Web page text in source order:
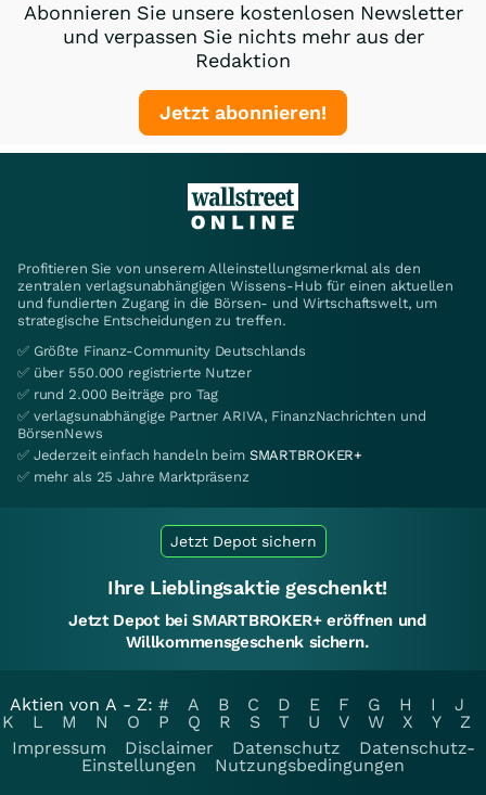
Abonnieren Sie unsere kostenlosen Newsletter
und verpassen Sie nichts mehr aus der
Redaktion
Jetzt abonnieren!
Profitieren Sie von unserem Alleinstellungsmerkmal als den
zentralen verlagsunabhängigen Wissens-Hub für einen aktuellen
und fundierten Zugang in die Börsen- und Wirtschaftswelt, um
strategische Entscheidungen zu treffen.
✅ Größte Finanz-Community Deutschlands
✅ über 550.000 registrierte Nutzer
✅ rund 2.000 Beiträge pro Tag
✅ verlagsunabhängige Partner ARIVA, FinanzNachrichten und
BörsenNews
✅ Jederzeit einfach handeln beim SMARTBROKER+
✅ mehr als 25 Jahre Marktpräsenz
Jetzt Depot sichern
Ihre Lieblingsaktie geschenkt!
Jetzt Depot bei SMARTBROKER+ eröffnen und
Willkommensgeschenk sichern.
Aktien von A - Z: # A B C D E F G H I
J
K
L M N O P Q R S T U V W X Y
Z
Impressum
Disclaimer Datenschutz
Datenschutz-
Einstellungen
Nutzungsbedingungen